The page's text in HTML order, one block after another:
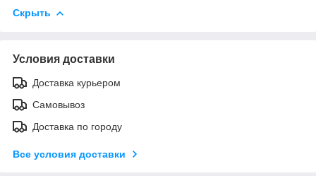
Скрыть
Условия доставки
Доставка курьером
Самовывоз
Доставка по городу
Все условия доставки